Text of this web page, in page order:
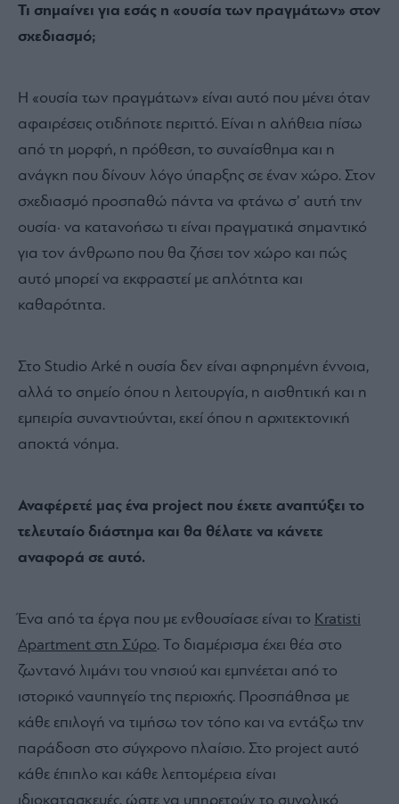
Τι σημαίνει για εσάς η «ουσία των πραγμάτων» στον
σχεδιασμό;
Η «ουσία των πραγμάτων» είναι αυτό που μένει όταν
αφαιρέσεις οτιδήποτε περιττό. Είναι η αλήθεια πίσω
από τη μορφή, η πρόθεση, το συναίσθημα και η
ανάγκη που δίνουν λόγο ύπαρξης σε έναν χώρο. Στον
σχεδιασμό προσπαθώ πάντα να φτάνω σ’ αυτή την
ουσία· να κατανοήσω τι είναι πραγματικά σημαντικό
για τον άνθρωπο που θα ζήσει τον χώρο και πώς
αυτό μπορεί να εκφραστεί με απλότητα και
καθαρότητα.
Στο Studio Arké η ουσία δεν είναι αφηρημένη έννοια,
αλλά το σημείο όπου η λειτουργία, η αισθητική και η
εμπειρία συναντιούνται, εκεί όπου η αρχιτεκτονική
αποκτά νόημα.
Αναφέρετέ μας ένα project που έχετε αναπτύξει το
τελευταίο διάστημα και θα θέλατε να κάνετε
αναφορά σε αυτό.
Ένα από τα έργα που με ενθουσίασε είναι το Kratisti
Apartment στη Σύρο. Το διαμέρισμα έχει θέα στο
ζωντανό λιμάνι του νησιού και εμπνέεται από το
ιστορικό ναυπηγείο της περιοχής. Προσπάθησα με
κάθε επιλογή να τιμήσω τον τόπο και να εντάξω την
παράδοση στο σύγχρονο πλαίσιο. Στο project αυτό
κάθε έπιπλο και κάθε λεπτομέρεια είναι